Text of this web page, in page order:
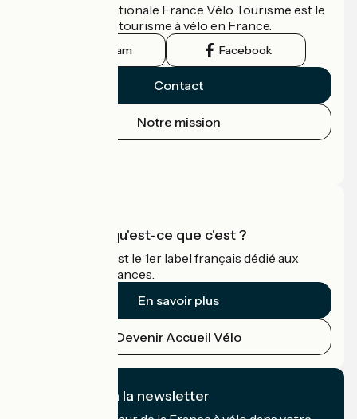
L'association nationale France Vélo Tourisme est le
guide officiel du tourisme à vélo en France.
Instagram Facebook
Contact
Notre mission
Accueil Vélo qu'est-ce que c'est ?
Accueil Vélo c'est le 1er label français dédié aux
cyclistes en vacances.
En savoir plus
Devenir Accueil Vélo
Je m'abonne à la newsletter